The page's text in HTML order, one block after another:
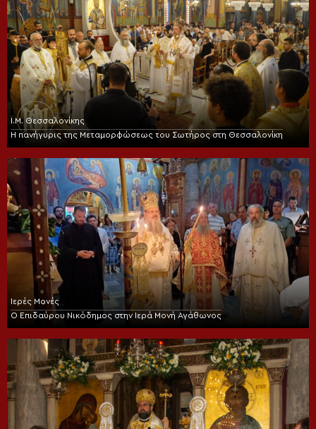
Ι.Μ. Θεσσαλονίκης
Η πανήγυρις της Μεταμορφώσεως του Σωτήρος στη Θεσσαλονίκη
Ιερές Μονές
Ο Επιδαύρου Νικόδημος στην Ιερά Μονή Αγάθωνος